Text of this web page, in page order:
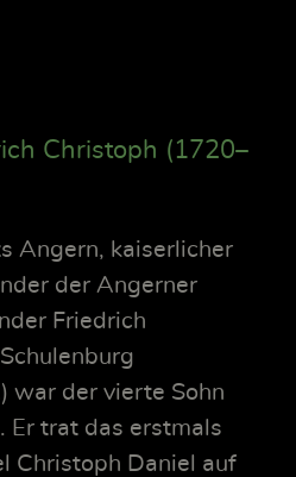
Christoph (1720–
Angern, kaiserlicher
der Angerner
Friedrich
war der vierte Sohn
Er trat das erstmals
Christoph Daniel auf